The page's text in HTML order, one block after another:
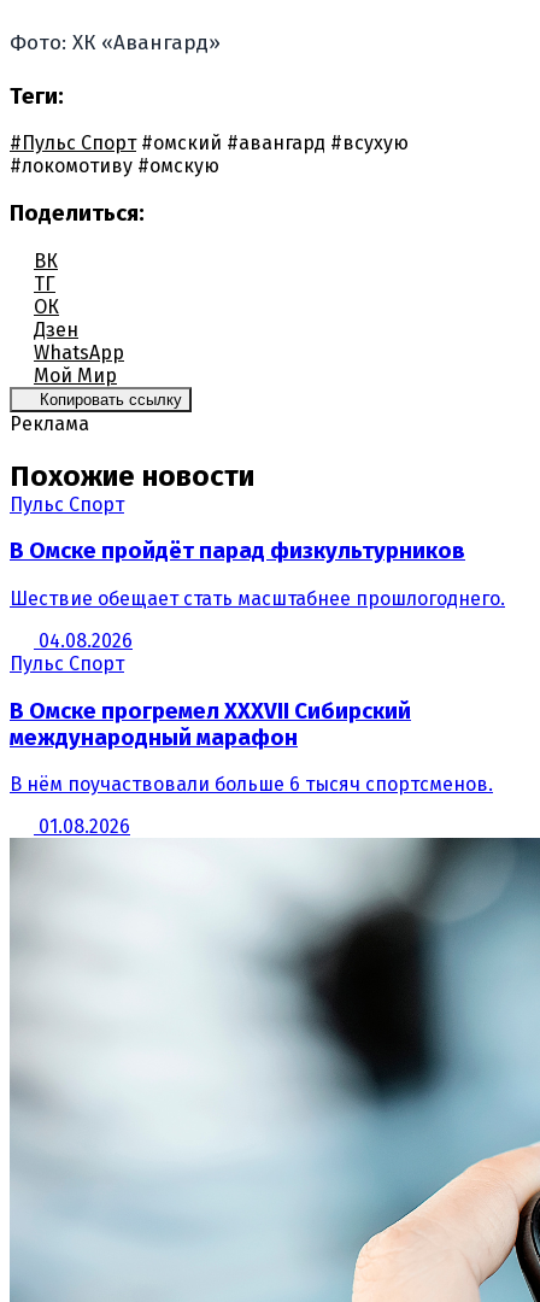
Фото: ХК «Авангард»
Теги:
#Пульс Спорт #омский #авангард #всухую
#локомотиву #омскую
Поделиться:
ВК
ТГ
ОК
Дзен
WhatsApp
Мой Мир
Копировать ссылку
Реклама
Похожие новости
Пульс Спорт
В Омске пройдёт парад физкультурников
Шествие обещает стать масштабнее прошлогоднего.
04.08.2026
Пульс Спорт
В Омске прогремел XXXVII Сибирский
международный марафон
В нём поучаствовали больше 6 тысяч спортсменов.
01.08.2026